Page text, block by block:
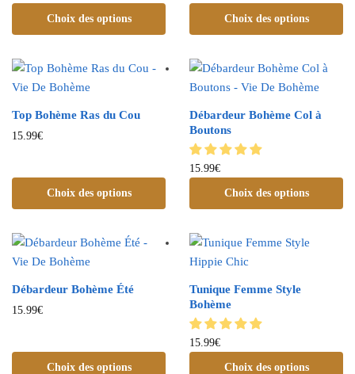
Choix des options Choix des options
Top Bohème Ras du Cou
15.99€
Choix des options
Débardeur Bohème Col à
Boutons
15.99€
Choix des options
Débardeur Bohème Été
15.99€
Choix des options
Tunique Femme Style
Bohème
15.99€
Choix des options